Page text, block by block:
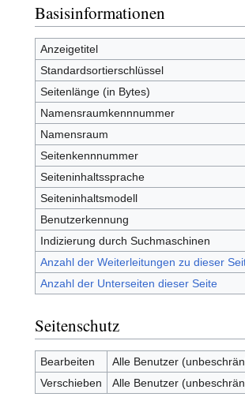
Basisinformationen
Anzeigetitel
Standardsortierschlüssel
Seitenlänge (in Bytes)
Namensraumkennnummer
Namensraum
Seitenkennnummer
Seiteninhaltssprache
Seiteninhaltsmodell
Benutzerkennung
Indizierung durch Suchmaschinen
Anzahl der Weiterleitungen zu dieser
Anzahl der Unterseiten dieser Seite
Seitenschutz
Bearbeiten
Alle Benutzer
Verschieben
Alle Benutzer